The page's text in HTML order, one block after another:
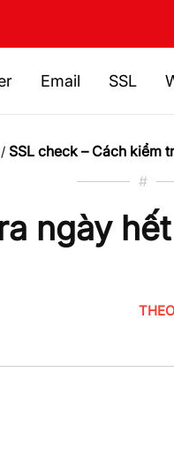
Email SSL
/ SSL check – Cách kiểm
#
ngày